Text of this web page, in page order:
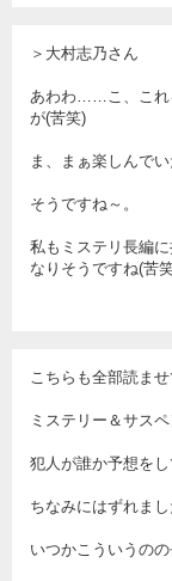
＞大村志乃さん
あわわ……こ、これ
が(苦笑)
ま、まぁ楽しんで
そうですね～。
私もミステリ長編
なりそうですね(苦
こちらも全部読ま
ミステリー＆サス
犯人が誰か予想をし
ちなみにはずれま
いつかこういうの